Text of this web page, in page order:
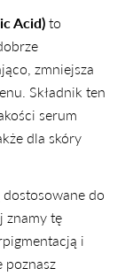
Acid) to
zmniejsza
Składnik ten
serum
dla skóry
do
znamy tę
i
poznasz